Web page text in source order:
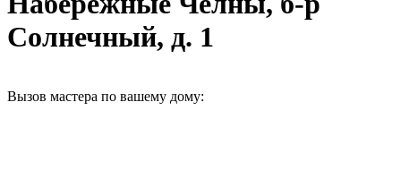
Солнечный, д. 1
Вызов мастера по вашему дому: